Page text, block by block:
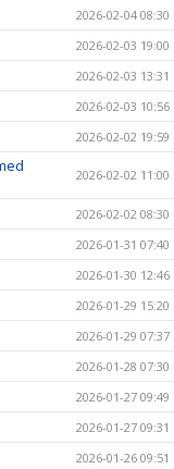
2026-02-04 08:30
2026-02-03 19:00
2026-02-03 13:31
2026-02-03 10:56
2026-02-02 19:59
2026-02-02 11:00
2026-02-02 08:30
2026-01-31 07:40
2026-01-30 12:46
2026-01-29 15:20
2026-01-29 07:37
2026-01-28 07:30
2026-01-27 09:49
2026-01-27 09:31
2026-01-26 09:51